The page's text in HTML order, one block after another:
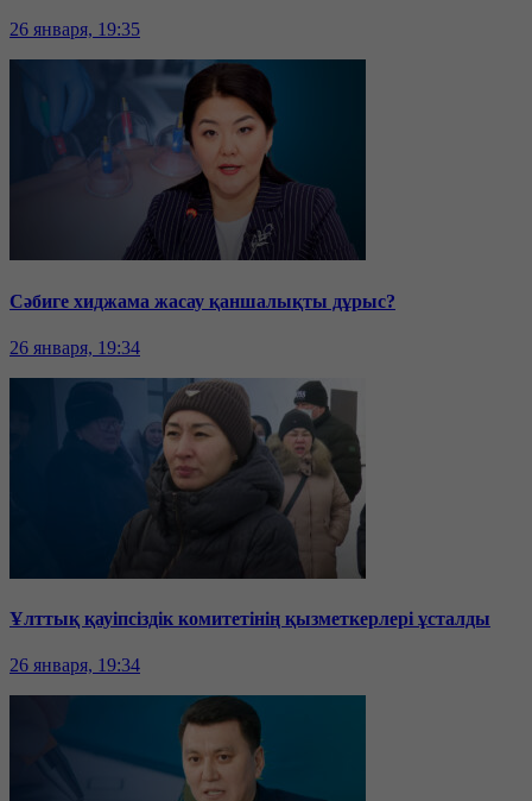
26 января, 19:35
Сәбиге хиджама жасау қаншалықты дұрыс?
26 января, 19:34
Ұлттық қауіпсіздік комитетінің қызметкерлері ұсталды
26 января, 19:34